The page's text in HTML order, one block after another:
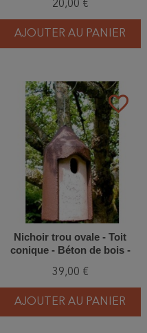
20,00 €
AJOUTER AU PANIER
favorite_border
Nichoir trou ovale - Toit
conique - Béton de bois -
39,00 €
AJOUTER AU PANIER